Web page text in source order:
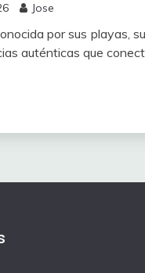
Jose
por sus playas,
auténticas que